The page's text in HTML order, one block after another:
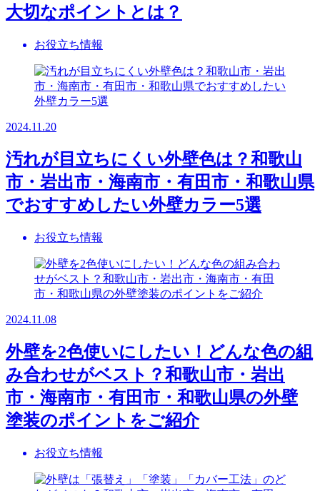
大切なポイントとは？
お役立ち情報
2024.11.20
汚れが目立ちにくい外壁色は？和歌山
市・岩出市・海南市・有田市・和歌山県
でおすすめしたい外壁カラー5選
お役立ち情報
2024.11.08
外壁を2色使いにしたい！どんな色の組
み合わせがベスト？和歌山市・岩出
市・海南市・有田市・和歌山県の外壁
塗装のポイントをご紹介
お役立ち情報